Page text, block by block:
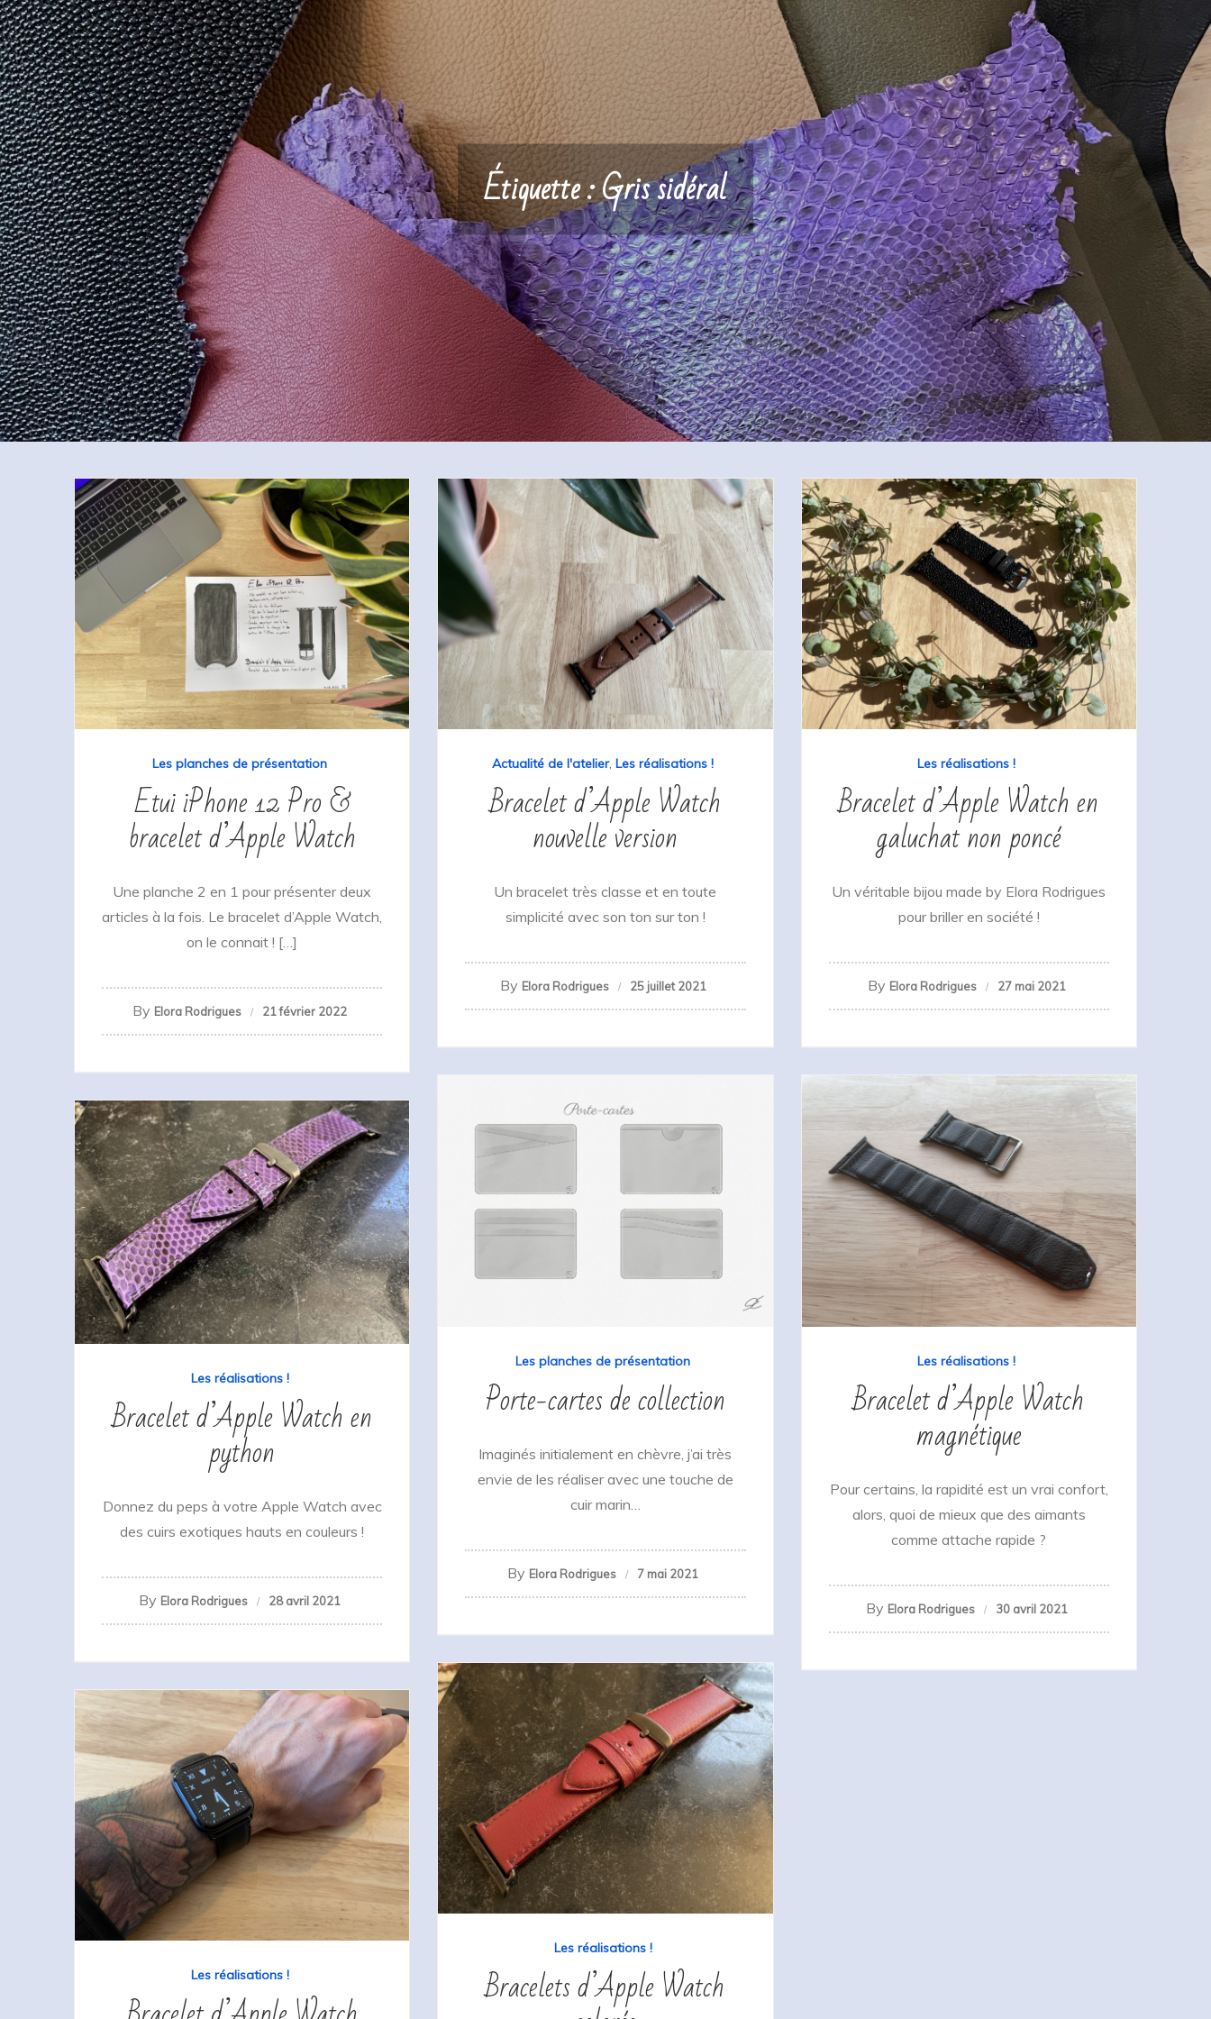
Étiquette :Gris sidéral
Les planches de présentation
Etui iPhone 12 Pro &
bracelet d’Apple Watch
Une planche 2 en 1 pour présenter deux
articles à la fois. Le bracelet d’Apple Watch,
on le connait ! […]
By Elora Rodrigues 21 février 2022
Actualité de l'atelier, Les réalisations !
Bracelet d’Apple Watch
nouvelle version
Un bracelet très classe et en toute
simplicité avec son ton sur ton !
By Elora Rodrigues 25 juillet 2021
Les réalisations !
Bracelet d’Apple Watch en
galuchat non poncé
Un véritable bijou made by Elora Rodrigues
pour briller en société !
By Elora Rodrigues 27 mai 2021
Les planches de présentation
Porte-cartes de collection
Imaginés initialement en chèvre, j’ai très
envie de les réaliser avec une touche de
cuir marin…
By Elora Rodrigues 7 mai 2021
Les réalisations !
Bracelet d’Apple Watch
magnétique
Pour certains, la rapidité est un vrai confort,
alors, quoi de mieux que des aimants
comme attache rapide ?
By Elora Rodrigues 30 avril 2021
Les réalisations !
Bracelet d’Apple Watch en
python
Donnez du peps à votre Apple Watch avec
des cuirs exotiques hauts en couleurs !
By Elora Rodrigues 28 avril 2021
Les réalisations !
Bracelets d’Apple Watch
Les réalisations !